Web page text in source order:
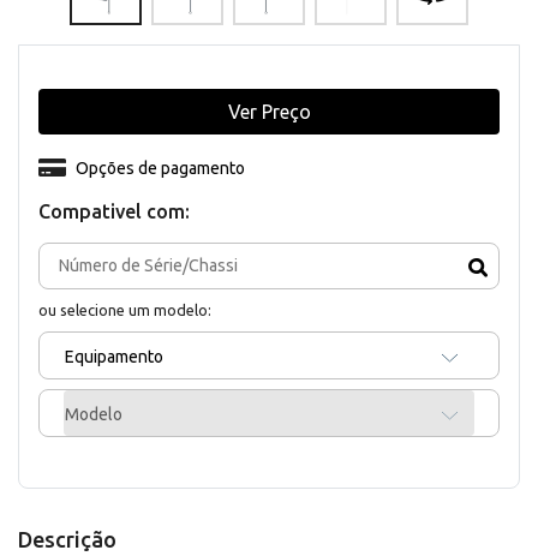
Compativel com:
ou selecione um modelo:
Equipamento
Modelo
Opções de pagamento
Ver Preço
Descrição